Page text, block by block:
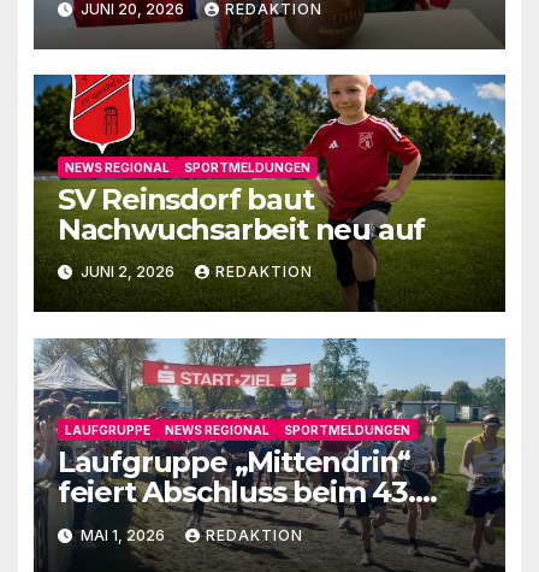
JUNI 20, 2026 REDAKTION
NEWS REGIONAL SPORTMELDUNGEN
SV Reinsdorf baut
Nachwuchsarbeit neu auf
JUNI 2, 2026 REDAKTION
LAUFGRUPPE NEWS REGIONAL SPORTMELDUNGEN
Laufgruppe „Mittendrin“
feiert Abschluss beim 43.
Fläminglauf
MAI 1, 2026 REDAKTION